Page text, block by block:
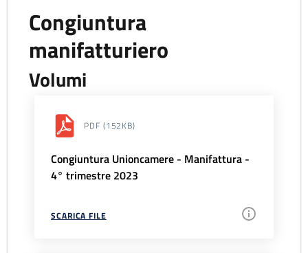
Congiuntura
manifatturiero
Volumi
PDF (152KB)
Congiuntura Unioncamere - Manifattura -
4° trimestre 2023
SCARICA FILE